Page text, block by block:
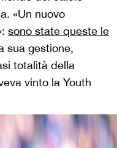
«Un nuovo
sono state queste le
sua gestione,
totalità della
vinto la Youth